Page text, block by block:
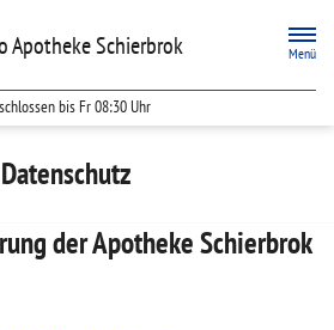
Apotheke Schierbrok
Menü
bis Fr 08:30 Uhr
Datenschutz
der Apotheke Schierbrok